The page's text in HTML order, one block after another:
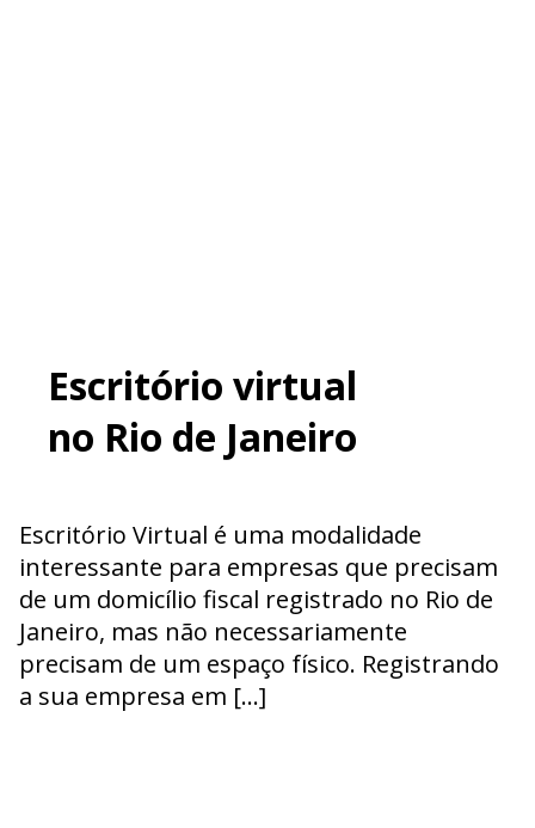
Escritório virtual
no Rio de Janeiro
Escritório Virtual é uma modalidade
interessante para empresas que precisam
de um domicílio fiscal registrado no Rio de
Janeiro, mas não necessariamente
precisam de um espaço físico. Registrando
a sua empresa em […]